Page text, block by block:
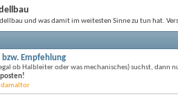
und was damit im weitesten Sinne zu tun hat.
Empfehlung
ob Halbleiter oder was mechanisches) suchst, dann
damaltor